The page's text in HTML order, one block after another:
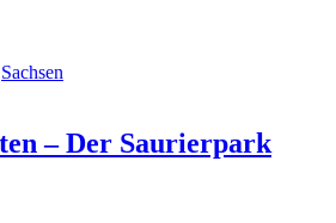
Sachsen
– Der Saurierpark